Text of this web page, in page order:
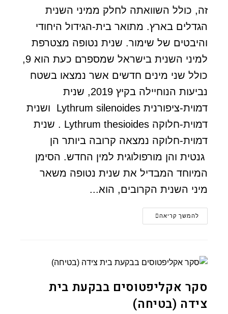
זה, כולל השוואתה לחלק ממיני השנית
הגדלים בארץ. מתואר בית-הגידול היחודי
והיבטים של שימור. שנית נטופה מצטרפת
למיני השנית בישראל שמספרם כעת הוא 9,
כולל שני מינים חדשים אשר נמצאו בשטח
נביעות הנוחיילה בקיץ 2019, שנית
דמוית-ציפורנית Lythrum silenoides ושנית
דמוית-חלוקה Lythrum thesioides . שנית
דמוית-חלוקה נמצאה קרובה ביותר הן
גנטית והן מורפולוגית למין החדש. הסימן
המיוחד המבדיל את שנית נטופה משאר
מיני השנית הקרובים, הוא...
להמשך קריאה
סקר אקליפטוסים בבקעת בית
צידה (בטיחה)